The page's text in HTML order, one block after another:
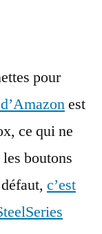
pour
est
ce qui ne
boutons
c’est